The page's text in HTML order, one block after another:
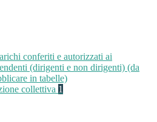
conferiti e autorizzati ai
(dirigenti e non dirigenti) (da
in tabelle)
collettiva 1